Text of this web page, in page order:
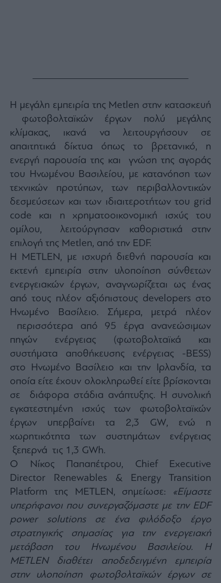
Η μεγάλη εμπειρία της Metlen στην κατασκευή
φωτοβολταϊκών έργων πολύ μεγάλης
κλίμακας, ικανά να λειτουργήσουν σε
απαιτητικά δίκτυα όπως το βρετανικό, η
ενεργή παρουσία της και γνώση της αγοράς
του Ηνωμένου Βασιλείου, με κατανόηση των
τεχνικών προτύπων, των περιβαλλοντικών
δεσμεύσεων και των ιδιαιτεροτήτων του grid
code και η χρηματοοικονομική ισχύς του
ομίλου, λειτούργησαν καθοριστικά στην
επιλογή της Metlen, από την EDF.
Η METLEN, με ισχυρή διεθνή παρουσία και
εκτενή εμπειρία στην υλοποίηση σύνθετων
ενεργειακών έργων, αναγνωρίζεται ως ένας
από τους πλέον αξιόπιστους developers στο
Ηνωμένο Βασίλειο. Σήμερα, μετρά πλέον
περισσότερα από 95 έργα ανανεώσιμων
πηγών ενέργειας (φωτοβολταϊκά και
συστήματα αποθήκευσης ενέργειας -BESS)
στο Ηνωμένο Βασίλειο και την Ιρλανδία, τα
οποία είτε έχουν ολοκληρωθεί είτε βρίσκονται
σε διάφορα στάδια ανάπτυξης. Η συνολική
εγκατεστημένη ισχύς των φωτοβολταϊκών
έργων υπερβαίνει τα 2,3 GW, ενώ η
χωρητικότητα των συστημάτων ενέργειας
ξεπερνά τις 1,3 GWh.
Ο Νίκος Παπαπέτρου, Chief Executive
Director Renewables & Energy Transition
Platform της METLEN, σημείωσε: «Είμαστε
υπερήφανοι που συνεργαζόμαστε με την EDF
power solutions σε ένα φιλόδοξο έργο
στρατηγικής σημασίας για την ενεργειακή
μετάβαση του Ηνωμένου Βασιλείου. Η
METLEN διαθέτει αποδεδειγμένη εμπειρία
στην υλοποίηση φωτοβολταϊκών έργων σε